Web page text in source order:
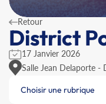
Retour
District
17 Janvier 2026
Salle Jean Delaporte -
Choisir une rubrique